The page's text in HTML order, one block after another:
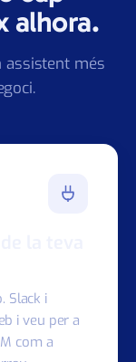
cap
alhora.
la teva
Slack i